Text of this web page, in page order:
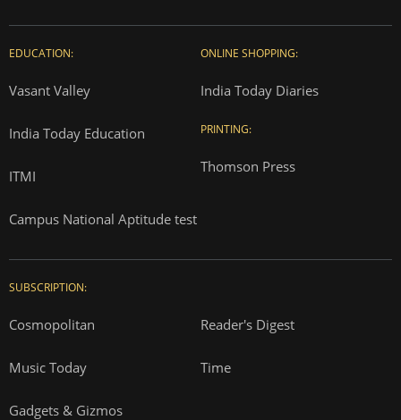
EDUCATION:
Vasant Valley
India Today Education
ITMI
Campus National Aptitude test
ONLINE SHOPPING:
India Today Diaries
PRINTING:
Thomson Press
SUBSCRIPTION:
Cosmopolitan Reader's Digest
Music Today Time
Gadgets & Gizmos